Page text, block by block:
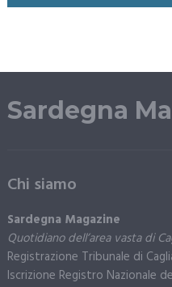
Sardegna
Chi siamo
Sardegna Magazine
Quotidiano dell’area vasta di
Registrazione Tribunale di
Iscrizione Registro Nazionale